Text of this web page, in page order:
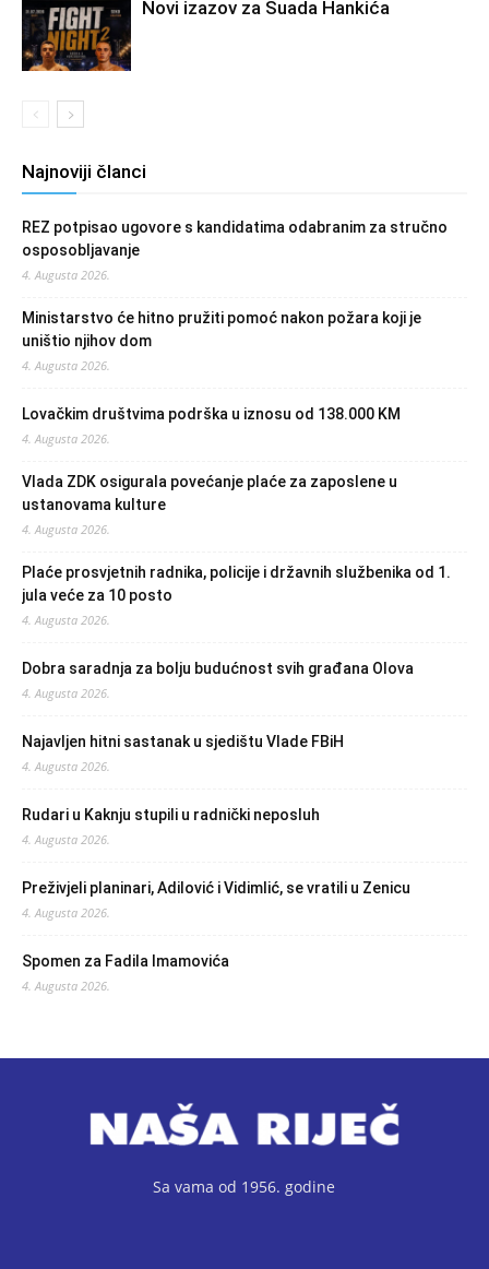
Novi izazov za Suada Hankića
Najnoviji članci
REZ potpisao ugovore s kandidatima odabranim za stručno
osposobljavanje
4. Augusta 2026.
Ministarstvo će hitno pružiti pomoć nakon požara koji je
uništio njihov dom
4. Augusta 2026.
Lovačkim društvima podrška u iznosu od 138.000 KM
4. Augusta 2026.
Vlada ZDK osigurala povećanje plaće za zaposlene u
ustanovama kulture
4. Augusta 2026.
Plaće prosvjetnih radnika, policije i državnih službenika od 1.
jula veće za 10 posto
4. Augusta 2026.
Dobra saradnja za bolju budućnost svih građana Olova
4. Augusta 2026.
Najavljen hitni sastanak u sjedištu Vlade FBiH
4. Augusta 2026.
Rudari u Kaknju stupili u radnički neposluh
4. Augusta 2026.
Preživjeli planinari, Adilović i Vidimlić, se vratili u Zenicu
4. Augusta 2026.
Spomen za Fadila Imamovića
4. Augusta 2026.
Sa vama od 1956. godine